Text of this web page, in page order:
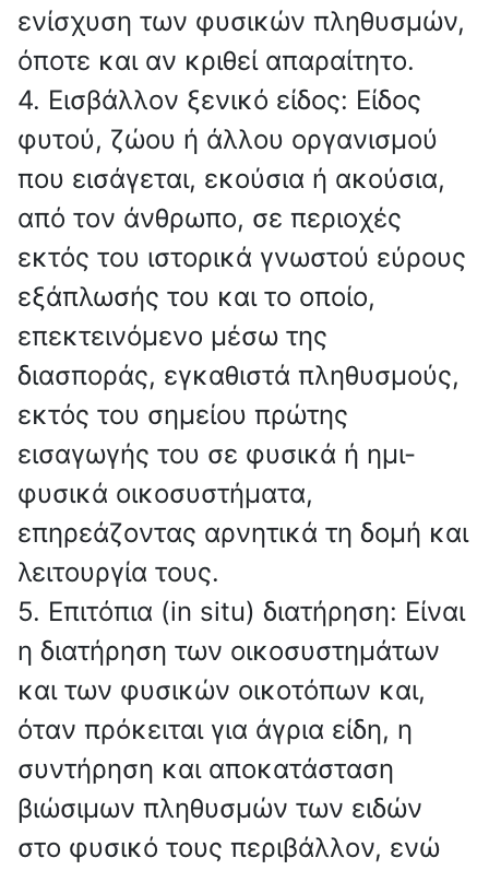
ενίσχυση των φυσικών πληθυσμών,
όποτε και αν κριθεί απαραίτητο.
4. Εισβάλλον ξενικό είδος: Είδος
φυτού, ζώου ή άλλου οργανισμού
που εισάγεται, εκούσια ή ακούσια,
από τον άνθρωπο, σε περιοχές
εκτός του ιστορικά γνωστού εύρους
εξάπλωσής του και το οποίο,
επεκτεινόμενο μέσω της
διασποράς, εγκαθιστά πληθυσμούς,
εκτός του σημείου πρώτης
εισαγωγής του σε φυσικά ή ημι-
φυσικά οικοσυστήματα,
επηρεάζοντας αρνητικά τη δομή και
λειτουργία τους.
5. Επιτόπια (in situ) διατήρηση: Είναι
η διατήρηση των οικοσυστημάτων
και των φυσικών οικοτόπων και,
όταν πρόκειται για άγρια είδη, η
συντήρηση και αποκατάσταση
βιώσιμων πληθυσμών των ειδών
στο φυσικό τους περιβάλλον, ενώ